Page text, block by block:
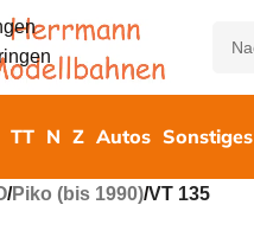
TT N Z Autos Sonstiges
/Piko (bis 1990)/VT 135